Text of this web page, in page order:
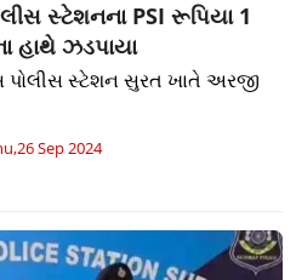
સ્ટેશનના PSI રૂપિયા 1
હાથે ઝડપાયા
પોલીસ સ્ટેશન સુરત ખાતે અરજી
Sep 2024